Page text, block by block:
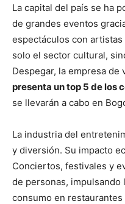
La capital del país se ha
de grandes eventos
espectáculos con
solo el sector cultural,
Despegar, la empresa de
presenta un top 5 de los
se llevarán a cabo en
La industria del
y diversión. Su impacto
Conciertos, festivales y
de personas, impulsando
consumo en restaurantes